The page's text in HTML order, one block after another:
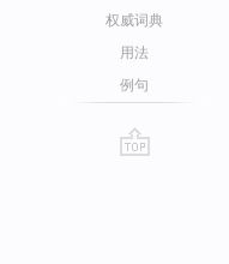
权威词典
用法
例句